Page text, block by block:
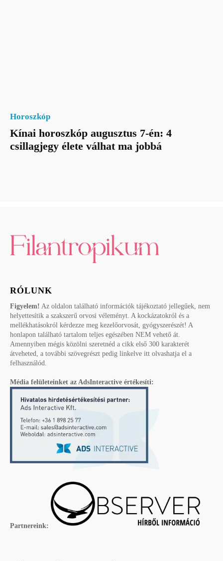
Horoszkóp
Kínai horoszkóp augusztus 7-én: 4
csillagjegy élete válhat ma jobbá
RÓLUNK
Figyelem! Az oldalon található információk tájékoztató jellegűek, nem
helyettesítik a szakszerű orvosi véleményt. A kockázatokról és a
mellékhatásokról kérdezze meg kezelőorvosát, gyógyszerészét! A
honlapon található tartalom teljes egészében NEM vehető át.
Amennyiben mégis közölni szeretnéd a cikk első 300 karakterét
átveheted, a további szövegrészt pedig linkelve itt olvashatja el a
felhasználód.
Média felületeinket az AdsInteractive értékesíti:
Partnereink: